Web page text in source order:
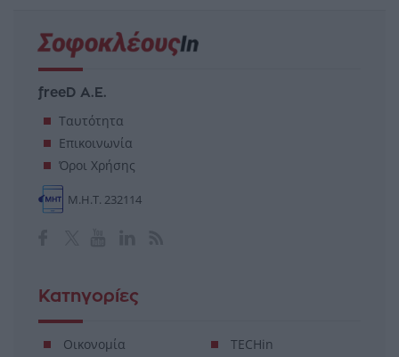
freeD Α.Ε.
Ταυτότητα
Επικοινωνία
Όροι Χρήσης
Μ.Η.Τ. 232114
Κατηγορίες
Οικονομία
TECHin